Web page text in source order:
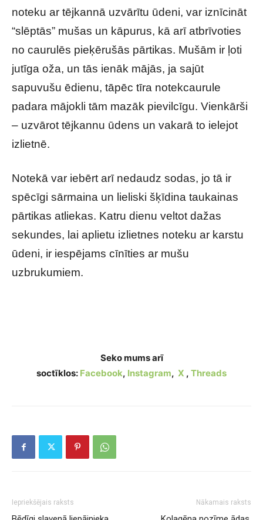
noteku ar tējkannā uzvārītu ūdeni, var iznīcināt
“slēptās” mušas un kāpurus, kā arī atbrīvoties
no caurulēs pieķērušās pārtikas. Mušām ir ļoti
jutīga oža, un tās ienāk mājās, ja sajūt
sapuvušu ēdienu, tāpēc tīra notekcaurule
padara mājokli tām mazāk pievilcīgu. Vienkārši
– uzvārot tējkannu ūdens un vakarā to ielejot
izlietnē.
Notekā var iebērt arī nedaudz sodas, jo tā ir
spēcīgi sārmaina un lieliski šķīdina taukainas
pārtikas atliekas. Katru dienu veltot dažas
sekundes, lai aplietu izlietnes noteku ar karstu
ūdeni, ir iespējams cīnīties ar mušu
uzbrukumiem.
Seko mums arī
soctīklos: Facebook, Instagram, X , Threads
Iepriekšējais raksts Nākamais raksts